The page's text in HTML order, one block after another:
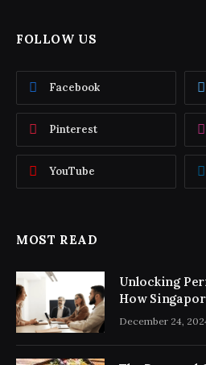
FOLLOW US
Facebook
Pinterest
YouTube
MOST READ
Unlocking
How
Consultancy
December 24,